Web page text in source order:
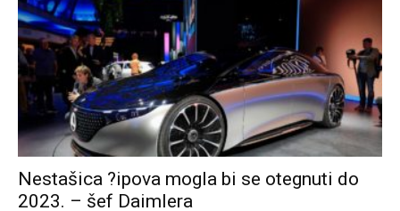
Nestašica ?ipova mogla bi se otegnuti do
2023. – šef Daimlera